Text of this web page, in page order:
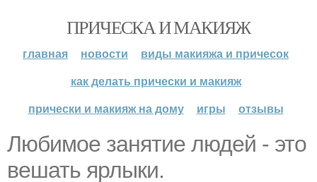
ПРИЧЕСКА И МАКИЯЖ
главная новости
виды макияжа и причесок
как делать прически и макияж
прически и макияж на дому
игры отзывы
Любимое занятие людей - это
вешать ярлыки.